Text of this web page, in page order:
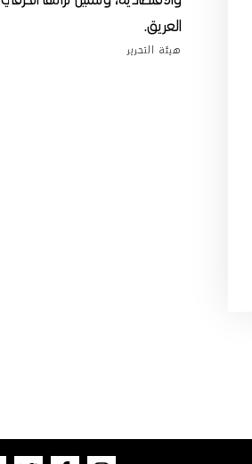
العريق.
هيئة التحرير